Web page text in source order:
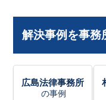
解決事例を事務
広島法律事務所
の事例